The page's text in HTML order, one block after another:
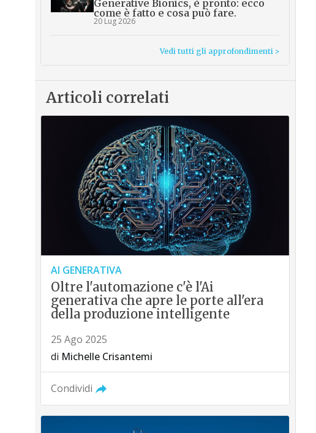
Generative Bionics, è pronto: ecco
come è fatto e cosa può fare.
20 Lug 2026
Vedi tutti gli approfondimenti >
Articoli correlati
AI GENERATIVA
Oltre l'automazione c'è l'Ai
generativa che apre le porte all'era
della produzione intelligente
25 Ago 2025
di Michelle Crisantemi
Condividi